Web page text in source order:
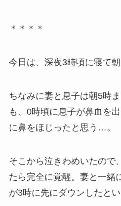
＊＊＊＊
今日は、深夜3時頃に寝て朝
ちなみに妻と息子は朝5時
も、0時頃に息子が鼻血を
に鼻をほじったと思う…。
そこから泣きわめいたので
たら完全に覚醒。妻と一緒
が3時に先にダウンしたとい